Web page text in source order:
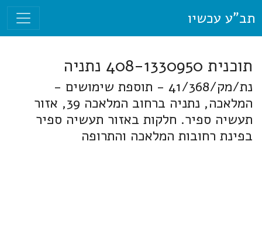
תב"ע עכשיו
תוכנית 408-1330950 נתניה
נת/מק/41/368 - תוספת שימושים -
המלאכה, נתניה ברחוב המלאכה 39, אזור
תעשיה ספיר. חלקות באזור תעשיה ספיר
בפינת רחובות המלאכה והתרופה